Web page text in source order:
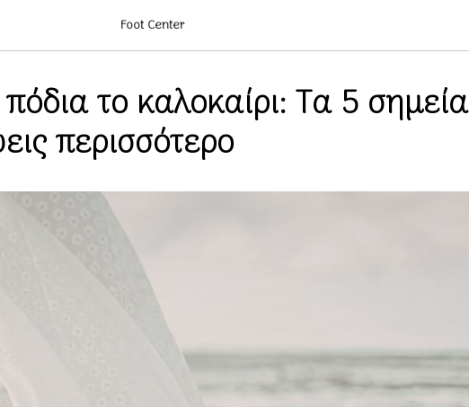
Foot Center
το καλοκαίρι: Τα 5 σημεία
περισσότερο